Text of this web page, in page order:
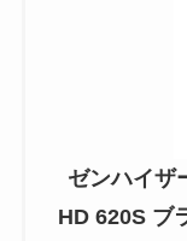
ゼンハイザ
HD 620S ブ